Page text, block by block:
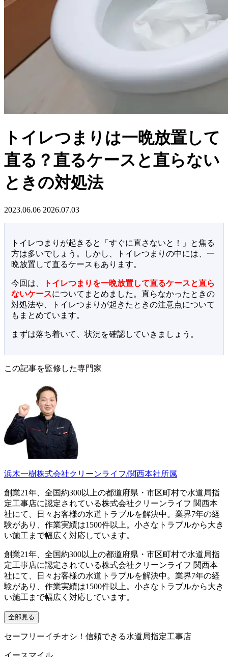
トイレつまりは一晩放置して
直る？直るケースと直らない
ときの対処法
2023.06.06 2026.07.03
トイレつまりが起きると「すぐに直さないと！」と焦る
方は多いでしょう。しかし、トイレつまりの中には、一
晩放置して直るケースもあります。
今回は、
トイレつまりを一晩放置して直るケースと直ら
ないケースについてまとめました。直らなかったときの
対処法や、トイレつまりが起きたときの注意点について
もまとめています。
まずは落ち着いて、状況を確認していきましょう。
この記事を監修した専門家
浜木一樹株式会社クリーンライフ/関西本社所属
創業21年、全国約300以上の都道府県・市区町村で水道局指
定工事店に認定されている株式会社クリーンライフ 関西本
社にて、日々お客様の水道トラブルを解決中。業界7年の経
験があり、作業実績は1500件以上。小さなトラブルから大き
い施工まで幅広く対応しています。
創業21年、全国約300以上の都道府県・市区町村で水道局指
定工事店に認定されている株式会社クリーンライフ 関西本
社にて、日々お客様の水道トラブルを解決中。業界7年の経
験があり、作業実績は1500件以上。小さなトラブルから大き
い施工まで幅広く対応しています。
全部見る
セーフリーイチオシ！信頼できる水道局指定工事店
イースマイル